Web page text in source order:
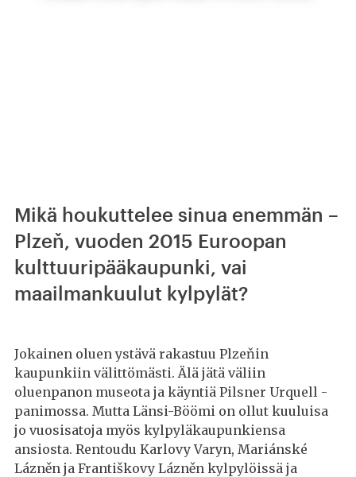
Mikä houkuttelee sinua enemmän –
Plzeň, vuoden 2015 Euroopan
kulttuuripääkaupunki, vai
maailmankuulut kylpylät?
Jokainen oluen ystävä rakastuu Plzeňin
kaupunkiin välittömästi. Älä jätä väliin
oluenpanon museota ja käyntiä Pilsner Urquell -
panimossa. Mutta Länsi-Böömi on ollut kuuluisa
jo vuosisatoja myös kylpyläkaupunkiensa
ansiosta. Rentoudu Karlovy Varyn, Mariánské
Lázněn ja Františkovy Lázněn kylpylöissä ja